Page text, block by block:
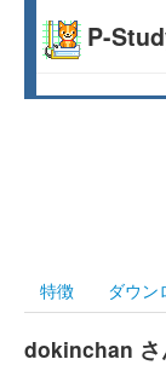
P-
特徴 ダウン
dokinchan さ